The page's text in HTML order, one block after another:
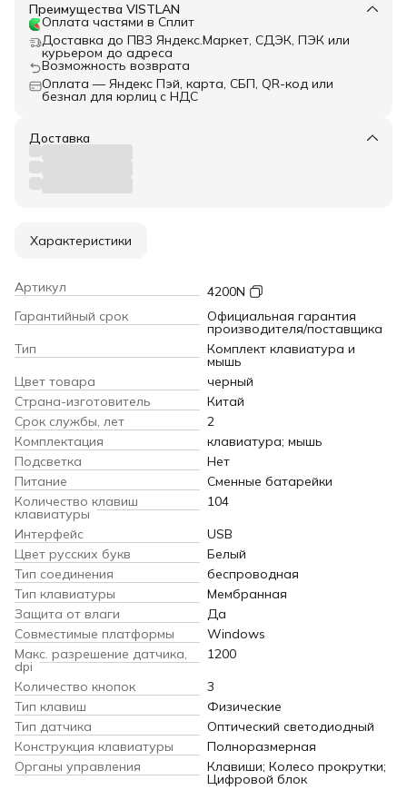
Преимущества VISTLAN
Оплата частями в Сплит
Доставка до ПВЗ Яндекс.Маркет, СДЭК, ПЭК или
курьером до адреса
Возможность возврата
Оплата — Яндекс Пэй, карта, СБП, QR-код или
безнал для юрлиц с НДС
Доставка
Характеристики
Артикул
4200N
Гарантийный срок
Официальная гарантия
производителя/поставщика
Тип
Комплект клавиатура и
мышь
Цвет товара
черный
Страна-изготовитель
Китай
Срок службы, лет
2
Комплектация
клавиатура; мышь
Подсветка
Нет
Питание
Сменные батарейки
Количество клавиш
клавиатуры
104
Интерфейс
USB
Цвет русских букв
Белый
Тип соединения
беспроводная
Тип клавиатуры
Мембранная
Защита от влаги
Да
Совместимые платформы
Windows
Макс. разрешение датчика,
dpi
1200
Количество кнопок
3
Тип клавиш
Физические
Тип датчика
Оптический светодиодный
Конструкция клавиатуры
Полноразмерная
Органы управления
Клавиши; Колесо прокрутки;
Цифровой блок